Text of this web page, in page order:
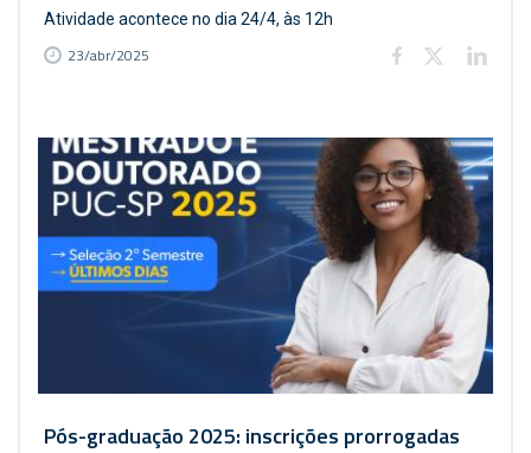
Atividade acontece no dia 24/4, às 12h
23/abr/2025
Pós-graduação 2025: inscrições prorrogadas